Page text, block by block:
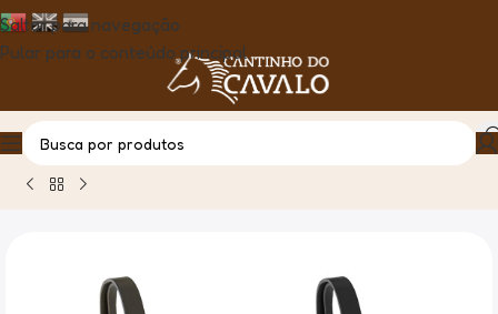
Saltar para navegação
Pular para o conteúdo principal
Casa Produto Cabeçada de Bridão Tipo Pessoa – Lexhis